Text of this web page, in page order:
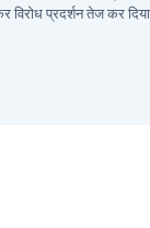
विरोध प्रदर्शन तेज कर